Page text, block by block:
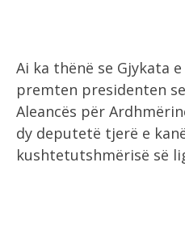
Ai ka thënë se Gjykata
premten presidenten
Aleancës për
dy deputetë tjerë e
kushtetutshmërisë së